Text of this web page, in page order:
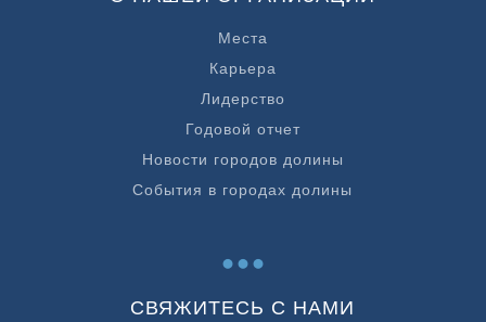
Места
Карьера
Лидерство
Годовой отчет
Новости городов долины
События в городах долины
...
СВЯЖИТЕСЬ С НАМИ